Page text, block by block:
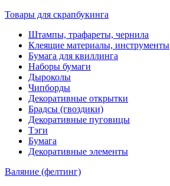
Товары для скрапбукинга
Штампы, трафареты, чернила
Клеящие материалы, инструменты
Бумага для квиллинга
Наборы бумаги
Дыроколы
Чипборды
Декоративные открытки
Брадсы (гвоздики)
Декоративные пуговицы
Тэги
Бумага
Декоративные элементы
Валяние (фелтинг)